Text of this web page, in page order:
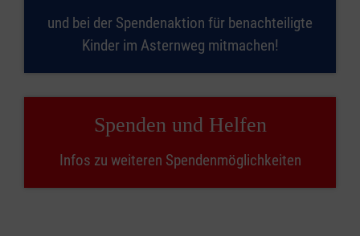
und bei der Spendenaktion für benachteiligte
Kinder im Asternweg mitmachen!
Spenden und Helfen
Infos zu weiteren Spendenmöglichkeiten